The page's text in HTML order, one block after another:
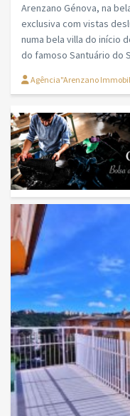
Arenzano Génova, na
exclusiva com vistas
numa bela villa do início
do famoso Santuário do
Agência"Arenzano